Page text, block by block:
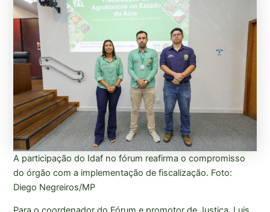
A participação do Idaf no fórum reafirma o compromisso
do órgão com a implementação de fiscalização. Foto:
Diego Negreiros/MP